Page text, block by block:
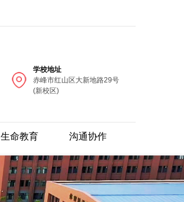
学校地址
赤峰市红山区大新地路29号
(新校区)
生命教育 沟通协作